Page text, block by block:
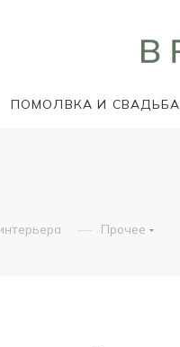
ПОМОЛВКА И СВАДЬБА
— Прочее